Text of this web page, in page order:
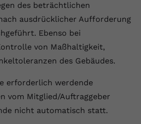
des beträchtlichen
ausdrücklicher Aufforderung
Ebenso bei
von Maßhaltigkeit,
des Gebäudes.
erforderlich werdende
vom Mitglied/Auftraggeber
nicht automatisch statt.